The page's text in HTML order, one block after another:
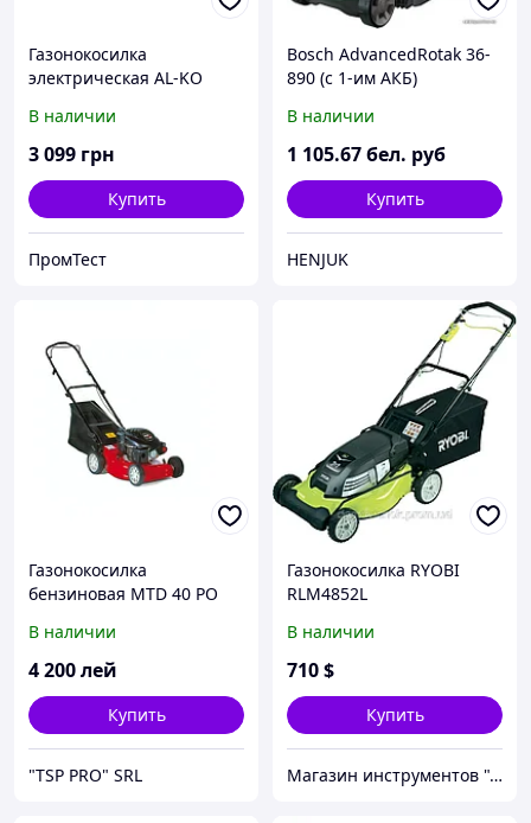
Газонокосилка
электрическая AL-KO
В наличии
3 099 грн
Купить
ПромТест
Bosch AdvancedRotak 36-
890 (с 1-им АКБ)
В наличии
1 105.67бел. руб
Купить
HENJUK
Газонокосилка
бензиновая MTD 40 PO
В наличии
4 200лей
Купить
"TSP PRO" SRL
Газонокосилка RYOBI
RLM4852L
В наличии
710$
Купить
Магазин инструментов "Домовичок"